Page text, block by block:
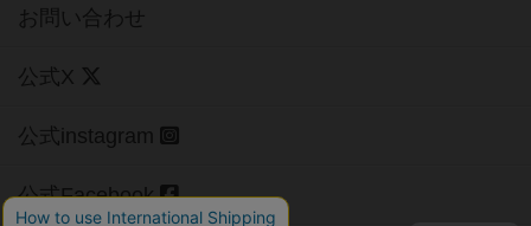
お問い合わせ
公式X
公式instagram
公式Facebook